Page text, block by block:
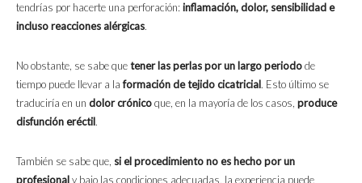
tendrías por hacerte una perforación: inflamación, dolor, sensibilidad e
incluso reacciones alérgicas.
No obstante, se sabe quetener las perlas por un largo periodode
tiempo puede llevar a laformación de tejido cicatricial. Esto último se
traduciría en un dolor crónicoque, en la mayoría de los casos, produce
disfunción eréctil.
También se sabe que, si el procedimiento no es hecho por un
profesionaly bajo las condiciones adecuadas, la experiencia puede